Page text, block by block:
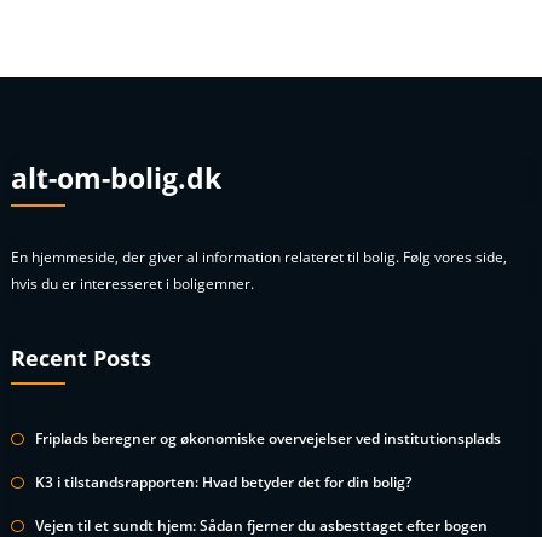
alt-om-bolig.dk
En hjemmeside, der giver al information relateret til bolig. Følg vores side,
hvis du er interesseret i boligemner.
Recent Posts
Friplads beregner og økonomiske overvejelser ved institutionsplads
K3 i tilstandsrapporten: Hvad betyder det for din bolig?
Vejen til et sundt hjem: Sådan fjerner du asbesttaget efter bogen